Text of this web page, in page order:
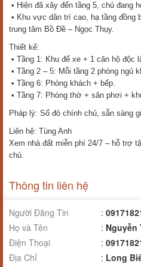
• Hiện đã xây đến tầng 5, chủ đang
• Khu vực dân trí cao, hạ tầng đồng
trung tâm Bồ Đề – Ngọc Thụy.
Thiết kế:
• Tầng 1: Khu để xe + 1 căn hộ độc
• Tầng 2 – 5: Mỗi tầng 2 phòng ngủ
• Tầng 6: Phòng khách + bếp.
• Tầng 7: Phòng thờ + sân phơi +
Pháp lý: Sổ đỏ chính chủ, sẵn sàng
Liên hệ: Tùng Anh
Xem nhà đất miễn phí 24/7 – hỗ trợ
chủ.
Thông tin liên hệ
Người Đăng Tin :
Họ và Tên
: Nguyễn
Điện Thoại
:
Địa Chỉ
: Long